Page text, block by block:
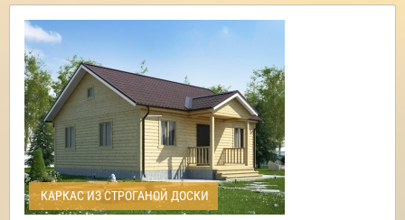
КАРКАС ИЗ СТРОГАНОЙ ДОСКИ